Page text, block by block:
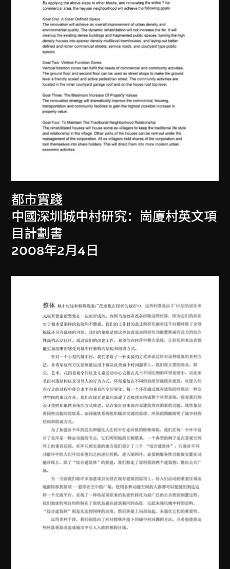
都市實踐
中國深圳城中村研究：崗廈村英文項
目計劃書
2008年2月4日